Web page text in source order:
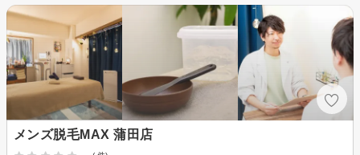
メンズ脱毛MAX 蒲田店